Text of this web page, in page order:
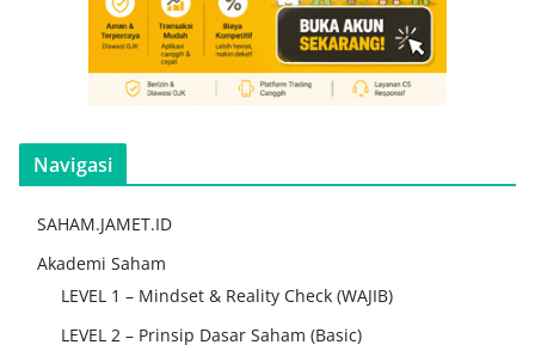
Navigasi
SAHAM.JAMET.ID
Akademi Saham
LEVEL 1 – Mindset & Reality Check (WAJIB)
LEVEL 2 – Prinsip Dasar Saham (Basic)